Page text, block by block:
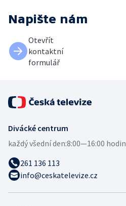
Napište nám
Otevřít
kontaktní
formulář
Divácké centrum
každý všední den:8:00—16:00 hodin
261 136 113
info@ceskatelevize.cz